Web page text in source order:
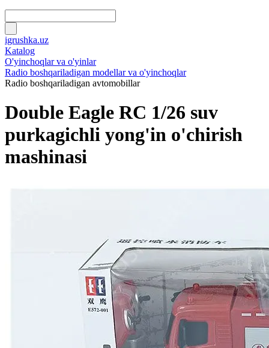
igrushka.uz
Katalog
O'yinchoqlar va o'yinlar
Radio boshqariladigan modellar va o'yinchoqlar
Radio boshqariladigan avtomobillar
Double Eagle RC 1/26 suv
purkagichli yong'in o'chirish
mashinasi